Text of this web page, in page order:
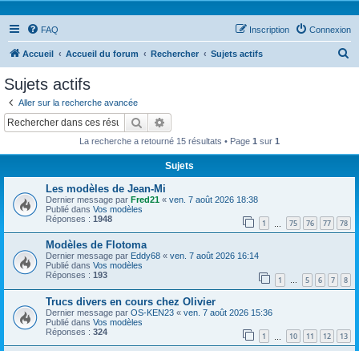
FAQ Connexion
Inscription
Accueil Accueil du forum Rechercher Sujets actifs
Sujets actifs
Aller sur la recherche avancée
Rechercher
La recherche a retourné 15 résultats • Page 1 sur 1
Sujets
Les modèles de Jean-Mi
Dernier message par Fred21 « ven. 7 août 2026 18:38
Publié dans Vos modèles
Réponses : 1948 1 75 76 77 78
Modèles de Flotoma
Dernier message par Eddy68 « ven. 7 août 2026 16:14
Publié dans Vos modèles
Réponses : 193 1 … 5 6 7 8
Trucs divers en cours chez Olivier
Dernier message par OS-KEN23 « ven. 7 août 2026 15:36
Publié dans Vos modèles
Réponses : 324 1 10 11 12 13